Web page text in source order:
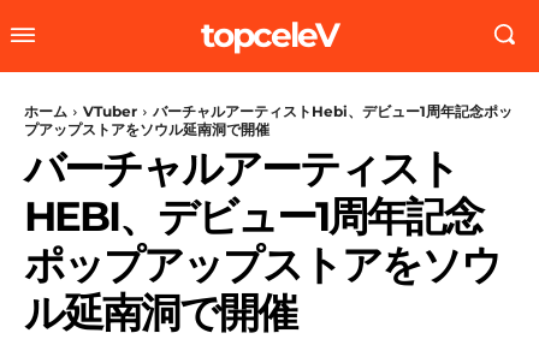
topceleV
ホーム VTuber
バーチャルアーティストHebi、デビュー1周年記念ポッ
プアップストアをソウル延南洞で開催
バーチャルアーティスト
HEBI、デビュー1周年記念
ポップアップストアをソウ
ル延南洞で開催